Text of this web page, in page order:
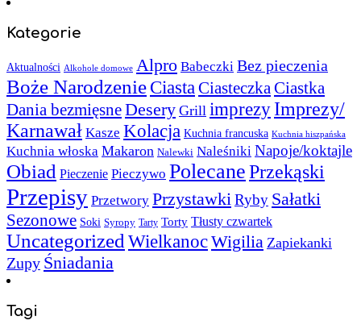
Kategorie
Aktualności Alkohole domowe Alpro Babeczki Bez pieczenia
Boże NarodzenieCiastaCiasteczkaCiastka
Dania bezmięsneDesery Grill imprezy Imprezy/
Karnawał Kasze Kolacja Kuchnia francuska Kuchnia hiszpańska
Kuchnia włoska Makaron Nalewki Naleśniki Napoje/koktajle
Obiad Pieczenie Pieczywo PolecanePrzekąski
Przepisy Przetwory PrzystawkiRyby Sałatki
Sezonowe Soki Syropy Tarty Torty Tłusty czwartek
UncategorizedWielkanocWigilia Zapiekanki
Zupy Śniadania
Tagi